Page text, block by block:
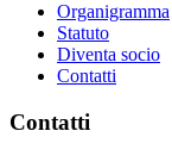
Organigramma
Statuto
Diventa socio
Contatti
Contatti